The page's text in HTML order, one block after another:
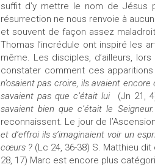
suffit d’y mettre le nom de Jésus
résurrection ne nous renvoie à
et souvent de façon assez
Thomas l’incrédule ont inspiré les
même. Les disciples, d’ailleurs,
constater comment ces
n’osaient pas croire, ils avaient encore
savaient pas que c’était lui
(Jn 21,
savaient bien que c’était le Seigneur.
reconnaissent. Le jour de
et d’effroi ils s’imaginaient voir un
cœurs ? (Lc 24, 36-38) S. Matthieu
28, 17) Marc est encore plus